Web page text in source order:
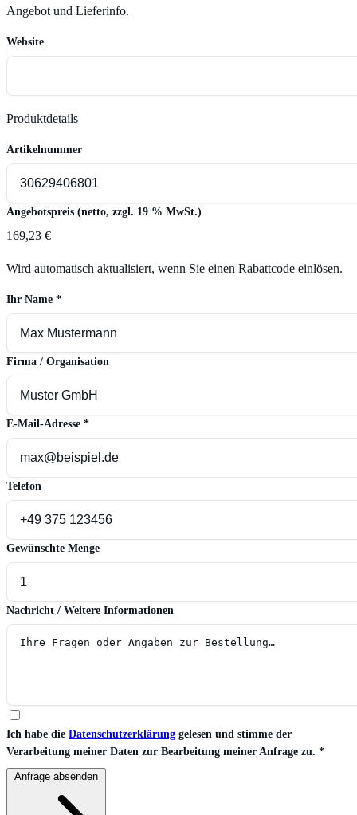
Angebot und Lieferinfo.
Website
Produktdetails
Artikelnummer
Angebotspreis (netto, zzgl. 19 % MwSt.)
169,23 €
Wird automatisch aktualisiert, wenn Sie einen Rabattcode einlösen.
Ihr Name *
Firma / Organisation
E-Mail-Adresse *
Telefon
Gewünschte Menge
Nachricht / Weitere Informationen
Ich habe die Datenschutzerklärung gelesen und stimme der
Verarbeitung meiner Daten zur Bearbeitung meiner Anfrage zu. *